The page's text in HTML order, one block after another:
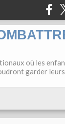
où les
garder